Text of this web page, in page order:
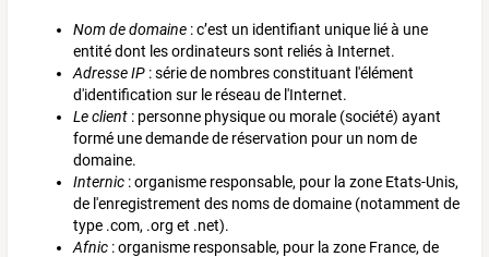
Nom de domaine: c’est un identifiant unique lié à une
entité dont les ordinateurs sont reliés à Internet.
Adresse IP: série de nombres constituant l'élément
d'identification sur le réseau de l'Internet.
Le client: personne physique ou morale (société) ayant
formé une demande de réservation pour un nom de
domaine.
Internic: organisme responsable, pour la zone Etats-Unis,
de l'enregistrement des noms de domaine (notamment de
type .com, .org et .net).
Afnic: organisme responsable, pour la zone France, de